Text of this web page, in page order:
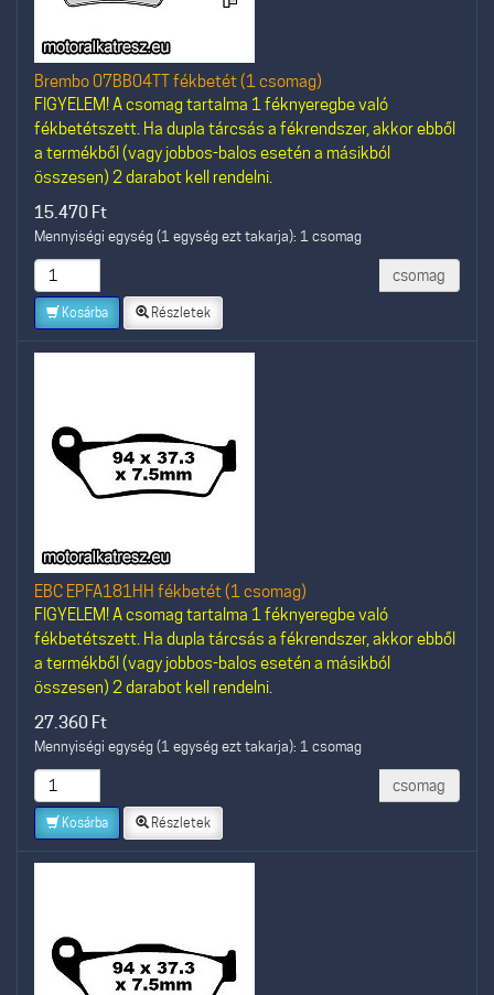
Brembo 07BB04TT fékbetét (1 csomag)
FIGYELEM! A csomag tartalma 1 féknyeregbe való
fékbetétszett. Ha dupla tárcsás a fékrendszer, akkor ebből
a termékből (vagy jobbos-balos esetén a másikból
összesen) 2 darabot kell rendelni.
15.470 Ft
Mennyiségi egység (1 egység ezt takarja): 1 csomag
csomag
Kosárba Részletek
EBC EPFA181HH fékbetét (1 csomag)
FIGYELEM! A csomag tartalma 1 féknyeregbe való
fékbetétszett. Ha dupla tárcsás a fékrendszer, akkor ebből
a termékből (vagy jobbos-balos esetén a másikból
összesen) 2 darabot kell rendelni.
27.360 Ft
Mennyiségi egység (1 egység ezt takarja): 1 csomag
csomag
Kosárba Részletek